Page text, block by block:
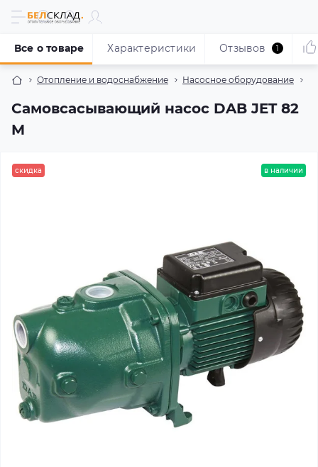
Отопление и водоснабжение Насосное оборудование
Самовсасывающий насос DAB JET 82
M
Все о товаре Характеристики Отзывов 1
скидка в наличии